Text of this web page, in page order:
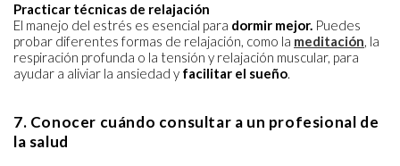
Practicar técnicas de relajación
El manejo del estrés es esencial para dormir mejor. Puedes
probar diferentes formas de relajación, como la meditación, la
respiración profunda o la tensión y relajación muscular, para
ayudar a aliviar la ansiedad y facilitar el sueño.
7. Conocer cuándo consultar a un profesional de
la salud